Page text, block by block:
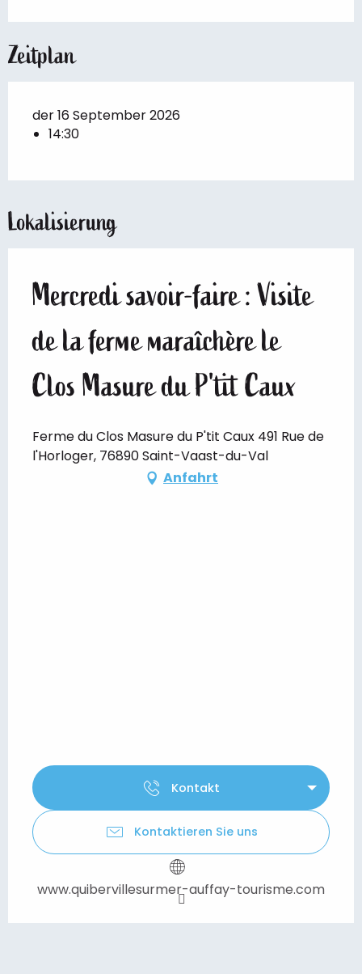
Zeitplan
der 16 September 2026
14:30
Lokalisierung
Mercredi savoir-faire : Visite
de la ferme maraîchère le
Clos Masure du P'tit Caux
Ferme du Clos Masure du P'tit Caux 491 Rue de
l'Horloger, 76890 Saint-Vaast-du-Val
Anfahrt
Kontakt
Kontaktieren Sie uns
www.quibervillesurmer-auffay-tourisme.com